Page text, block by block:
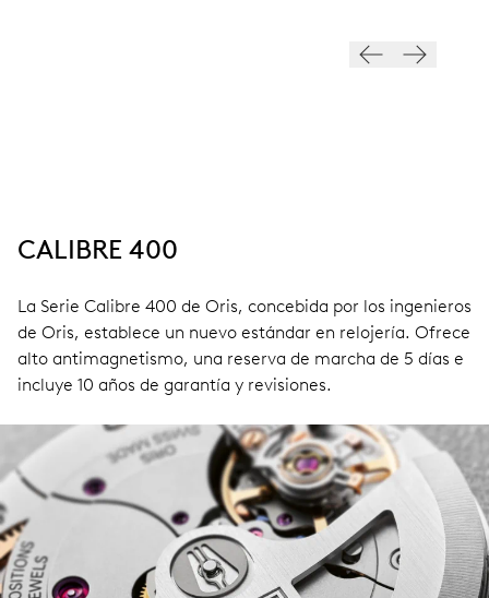
CALIBRE 400
La Serie Calibre 400 de Oris, concebida por los ingenieros
de Oris, establece un nuevo estándar en relojería. Ofrece
alto antimagnetismo, una reserva de marcha de 5 días e
incluye 10 años de garantía y revisiones.